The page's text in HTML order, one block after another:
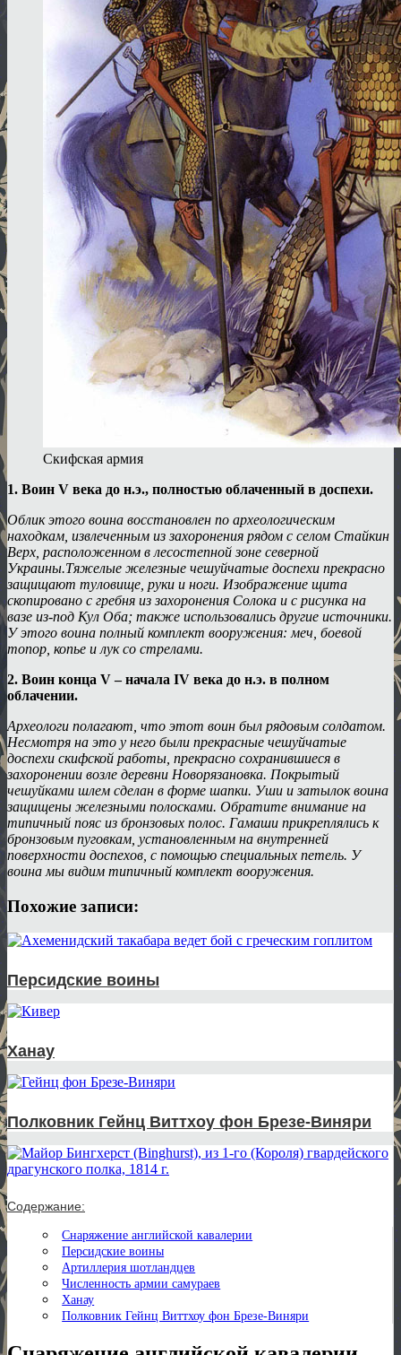
Скифская армия
1. Воин V века до н.э., полностью облаченный в доспехи.
Облик этого воина восстановлен по археологическим
находкам, извлеченным из захоронения рядом с селом Стайкин
Верх, расположенном в лесостепной зоне северной
Украины.Тяжелые железные чешуйчатые доспехи прекрасно
защищают туловище, руки и ноги. Изображение щита
скопировано с гребня из захоронения Солока и с рисунка на
вазе из-под Кул Оба; также использовались другие источники.
У этого воина полный комплект вооружения: меч, боевой
топор, копье и лук со стрелами.
2. Воин конца V – начала IV века до н.э. в полном
облачении.
Археологи полагают, что этот воин был рядовым солдатом.
Несмотря на это у него были прекрасные чешуйчатые
доспехи скифской работы, прекрасно сохранившиеся в
захоронении возле деревни Новорязановка. Покрытый
чешуйками шлем сделан в форме шапки. Уши и затылок воина
защищены железными полосками. Обратите внимание на
типичный пояс из бронзовых полос. Гамаши прикреплялись к
бронзовым пуговкам, установленным на внутренней
поверхности доспехов, с помощью специальных петель. У
воина мы видим типичный комплект вооружения.
Похожие записи:
Персидские воины
Ханау
Полковник Гейнц Виттхоу фон Брезе-Виняри
Содержание:
Снаряжение английской кавалерии
Персидские воины
Артиллерия шотландцев
Численность армии самураев
Ханау
Полковник Гейнц Виттхоу фон Брезе-Виняри